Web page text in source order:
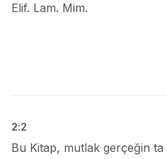
Elif. Lam. Mim.
2:2
Bu Kitap, mutlak gerçeğin